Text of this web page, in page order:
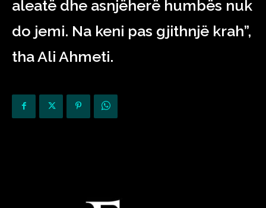
aleatë dhe asnjëherë humbës nuk
do jemi. Na keni pas gjithnjë krah”,
tha Ali Ahmeti.